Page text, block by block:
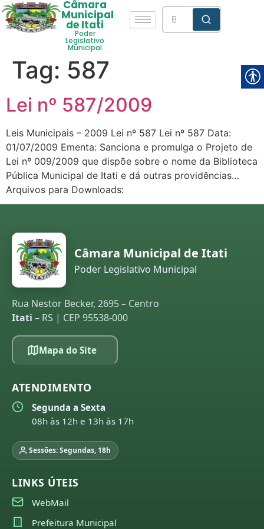
Câmara
Municipal
de Itati
Poder
Legislativo
Municipal
Tag: 587
Lei nº 587/2009
Leis Municipais – 2009 Lei nº 587 Lei nº 587 Data:
01/07/2009 Ementa: Sanciona e promulga o Projeto de
Lei nº 009/2009 que dispõe sobre o nome da Biblioteca
Pública Municipal de Itati e dá outras providências…
Arquivos para Downloads:
Câmara Municipal de Itati
Poder Legislativo Municipal
Rua Nestor Becker, 2695 – Centro
Itati – RS | CEP 95538-000
Mapa do Site
ATENDIMENTO
Segunda a Sexta
08h às 12h e 13h às 17h
Sessões: Segundas, 18h
LINKS ÚTEIS
WebMail
Prefeitura Municipal